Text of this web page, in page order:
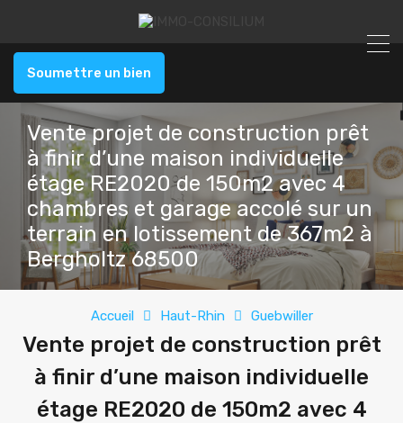
Soumettre un bien
Vente projet de construction prêt
à finir d’une maison individuelle
étage RE2020 de 150m2 avec 4
chambres et garage accolé sur un
terrain en lotissement de 367m2 à
Bergholtz 68500
Accueil Haut-Rhin Guebwiller
Vente projet de construction prêt
à finir d’une maison individuelle
étage RE2020 de 150m2 avec 4